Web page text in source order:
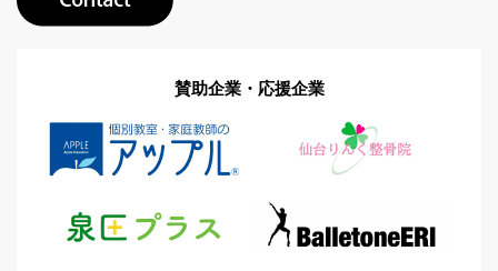
賛助企業・応援企業